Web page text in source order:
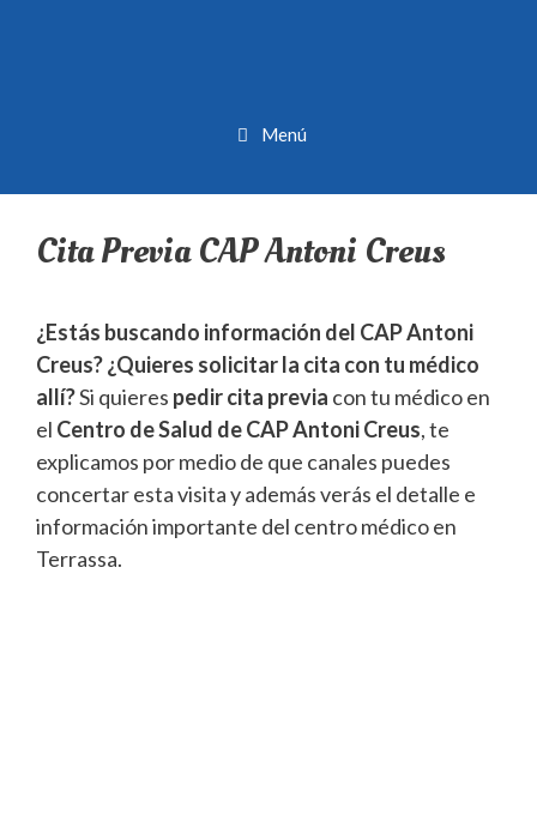
Menú
Cita Previa CAP Antoni Creus
¿Estás buscando información del CAP Antoni
Creus? ¿Quieres solicitar la cita con tu médico
allí?Si quieres pedir cita previa con tu médico en
el Centro de Salud de CAP Antoni Creus, te
explicamos por medio de que canales puedes
concertar esta visita y además verás el detalle e
información importante del centro médico en
Terrassa.